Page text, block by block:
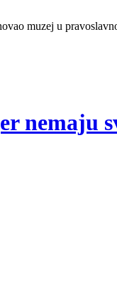
muzej u
nemaju